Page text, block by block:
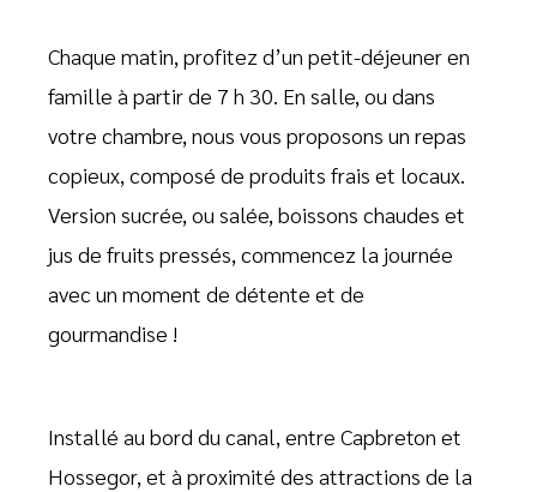
Chaque matin, profitez d’un petit-déjeuner en
famille à partir de 7 h 30. En salle, ou dans
votre chambre, nous vous proposons un repas
copieux, composé de produits frais et locaux.
Version sucrée, ou salée, boissons chaudes et
jus de fruits pressés, commencez la journée
avec un moment de détente et de
gourmandise !
Installé au bord du canal, entre Capbreton et
Hossegor, et à proximité des attractions de la